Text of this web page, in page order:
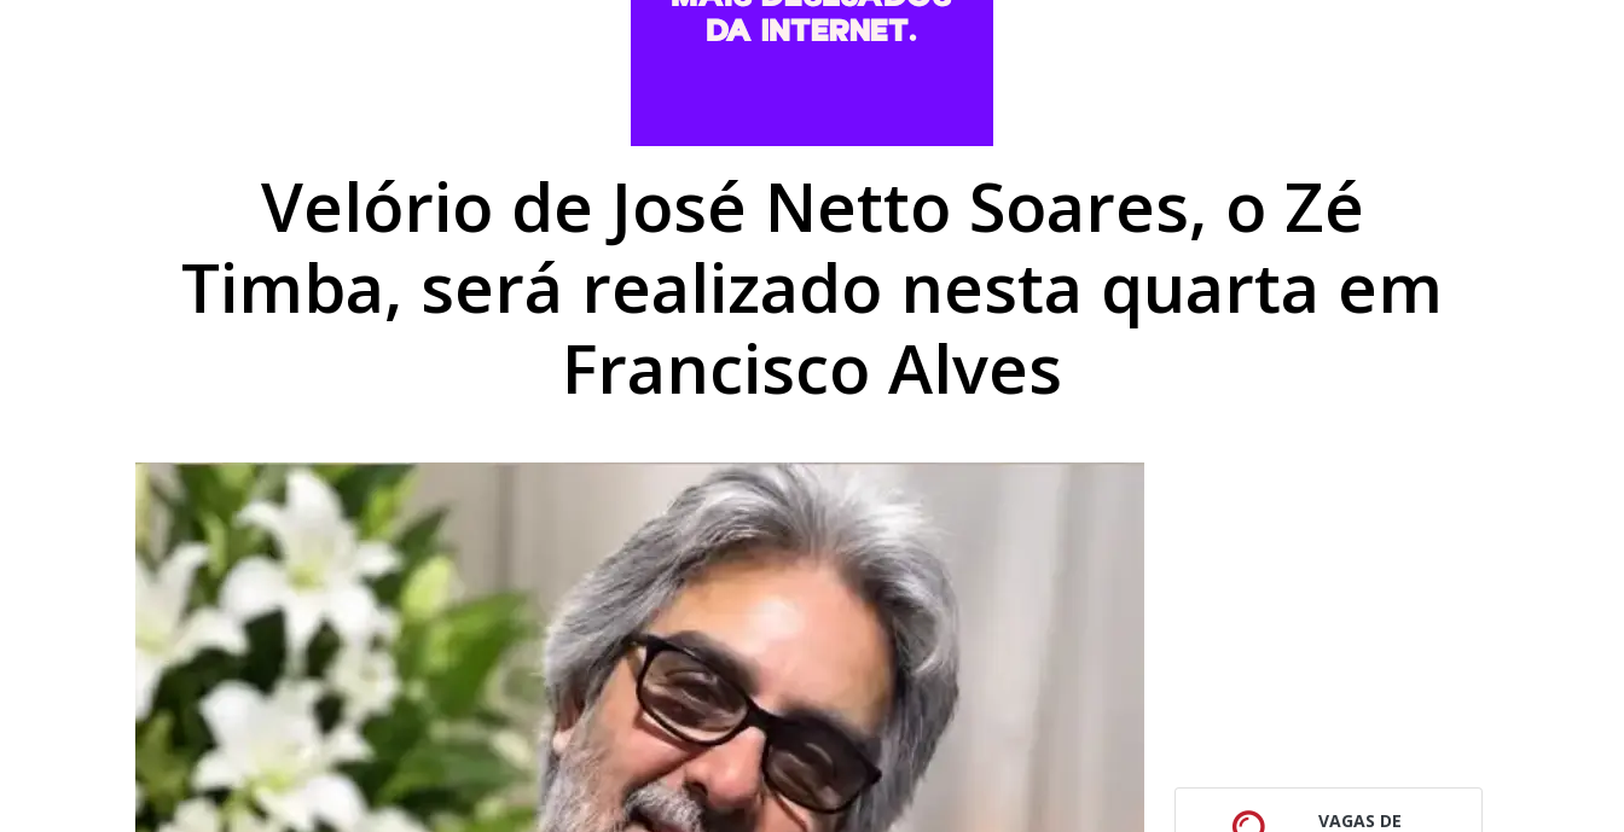
Acidente expõe grupo suspeito de furtar caminhonetes na região de Umuarama
Velório de José Netto Soares, o Zé
Timba, será realizado nesta quarta em
Francisco Alves
VAGAS DE